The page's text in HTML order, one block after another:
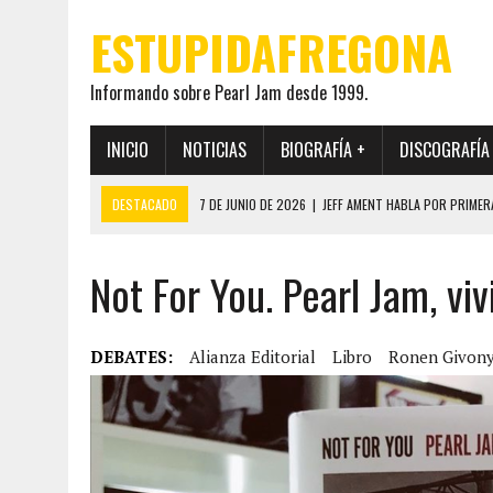
ESTUPIDAFREGONA
Informando sobre Pearl Jam desde 1999.
INICIO NOTICIAS BIOGRAFÍA +
DESTACADO 7 DE JUNIO DE 2026 | JEFF AMENT HABLA POR
19 DE MAYO DE 2026
|
EL ENCUENTRO ENTRE NEIL YOUNG Y PEARL
12 DE MAYO DE 2026 | PEARL JAM REAPARECEN EN OHANA 2026 EN
28 DE JULIO DE 2026
JEFF AMENT PUBLICA SINCE FOREVER, UN
Not For You. Pearl Jam,
DEBATES: Alianza Editorial Libro Ronen